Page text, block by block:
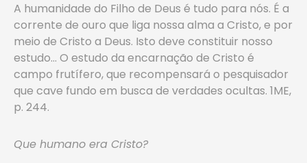
A humanidade do Filho de Deus é tudo para nós. É a
corrente de ouro que liga nossa alma a Cristo, e por
meio de Cristo a Deus. Isto deve constituir nosso
estudo… O estudo da encarnação de Cristo é
campo frutífero, que recompensará o pesquisador
que cave fundo em busca de verdades ocultas. 1ME,
p. 244.
Que humano era Cristo?